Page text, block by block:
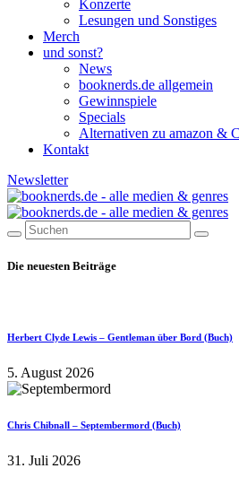
Konzerte
Lesungen und Sonstiges
Merch
und sonst?
News
booknerds.de allgemein
Gewinnspiele
Specials
Alternativen zu amazon &
Kontakt
Newsletter
Die neuesten Beiträge
Herbert Clyde Lewis – Gentleman über Bord (Buch)
5. August 2026
Chris Chibnall – Septembermord (Buch)
31. Juli 2026